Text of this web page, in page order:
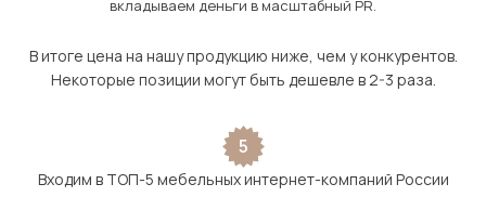
вкладываем деньги в масштабный PR.
В итоге цена на нашу продукцию ниже, чем у конкурентов.
Некоторые позиции могут быть дешевле в 2-3 раза.
5
Входим в ТОП-5 мебельных интернет-компаний России